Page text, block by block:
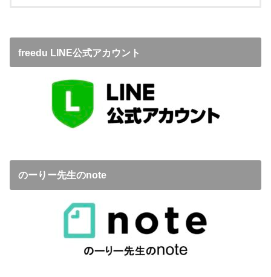
freedu LINE公式アカウント
のーりー先生のnote